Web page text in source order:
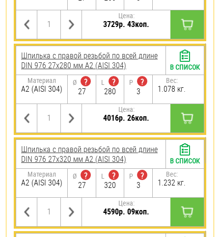
Цена:
3729р. 43коп.
Шпилька с правой резьбой по всей длине
DIN 976 27х280 мм А2 (AISI 304)
Материал
А2 (AISI 304)
Ø
?
27
L
?
280
P
?
3
Вес:
1.078 кг.
Цена:
4016р. 26коп.
В СПИСОК
Шпилька с правой резьбой по всей длине
DIN 976 27х320 мм А2 (AISI 304)
Материал
А2 (AISI 304)
Ø
?
27
L
?
320
P
?
3
Вес:
1.232 кг.
Цена:
4590р. 09коп.
В СПИСОК